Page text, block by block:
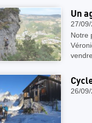
Un
27/
Notre
26/